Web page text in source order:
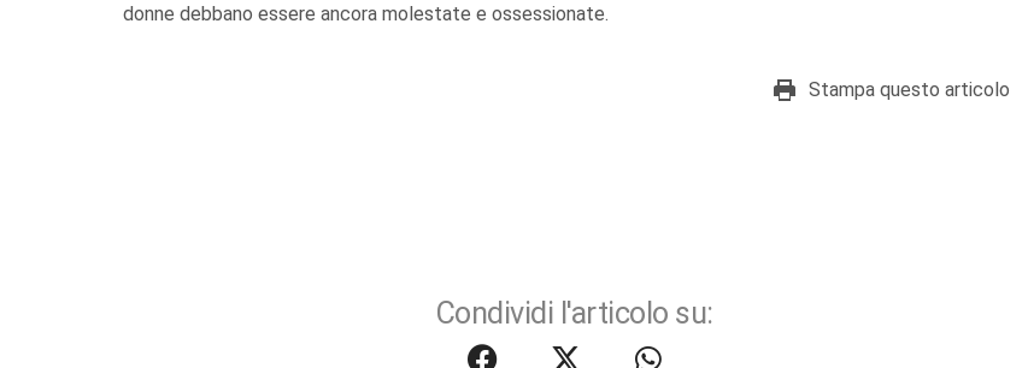
donne debbano essere ancora molestate e ossessionate.
Stampa questo articolo
Condividi l'articolo su: